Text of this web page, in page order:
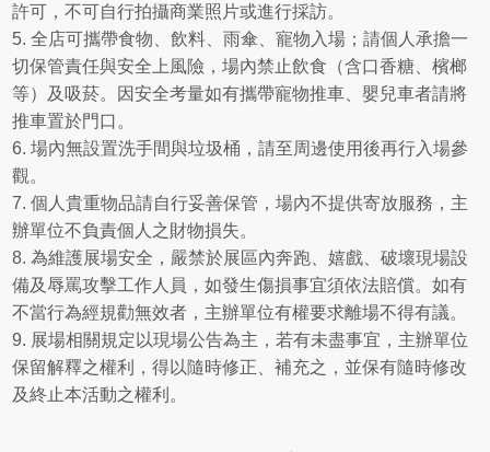
許可，不可自行拍攝商業照片或進行採訪。
5.全店可攜帶食物、飲料、雨傘、寵物入場；請個人承擔一
切保管責任與安全上風險，場內禁止飲食（含口香糖、檳榔
等）及吸菸。因安全考量如有攜帶寵物推車、嬰兒車者請將
推車置於門口。
6.場內無設置洗手間與垃圾桶，請至周邊使用後再行入場參
觀。
7.個人貴重物品請自行妥善保管，場內不提供寄放服務，主
辦單位不負責個人之財物損失。
8.為維護展場安全，嚴禁於展區內奔跑、嬉戲、破壞現場設
備及辱罵攻擊工作人員，如發生傷損事宜須依法賠償。如有
不當行為經規勸無效者，主辦單位有權要求離場不得有議。
9. 展場相關規定以現場公告為主，若有未盡事宜，主辦單位
保留解釋之權利，得以隨時修正、補充之，並保有隨時修改
及終止本活動之權利。